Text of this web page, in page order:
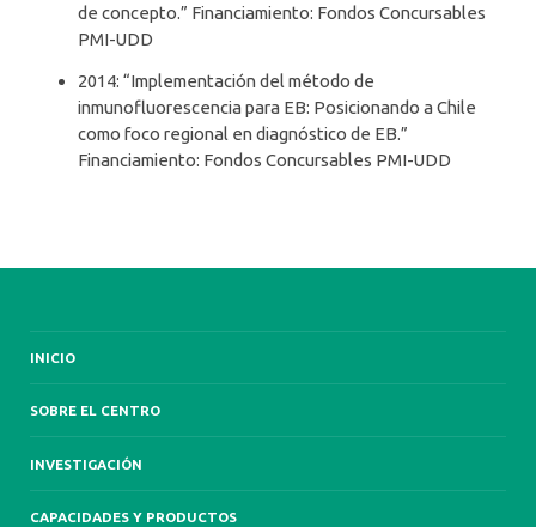
de concepto.” Financiamiento: Fondos Concursables
PMI-UDD
2014: “Implementación del método de
inmunofluorescencia para EB: Posicionando a Chile
como foco regional en diagnóstico de EB.”
Financiamiento: Fondos Concursables PMI-UDD
INICIO
SOBRE EL CENTRO
INVESTIGACIÓN
CAPACIDADES Y PRODUCTOS